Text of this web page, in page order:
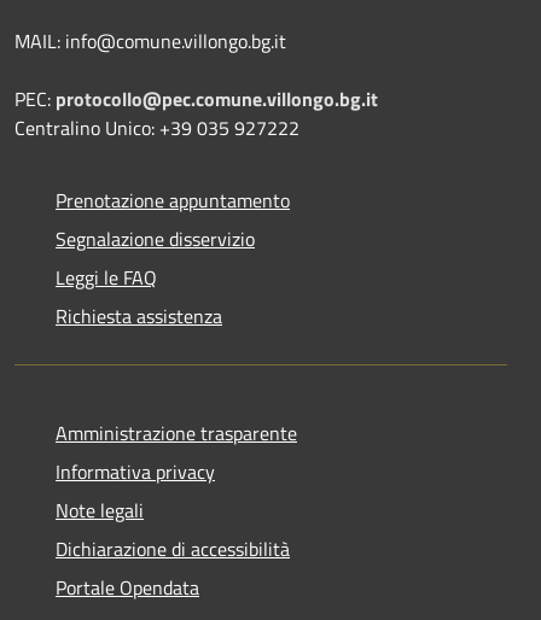
MAIL: info@comune.villongo.bg.it
PEC: protocollo@pec.comune.villongo.bg.it
Centralino Unico: +39 035 927222
Prenotazione appuntamento
Segnalazione disservizio
Leggi le FAQ
Richiesta assistenza
Amministrazione trasparente
Informativa privacy
Note legali
Dichiarazione di accessibilità
Portale Opendata